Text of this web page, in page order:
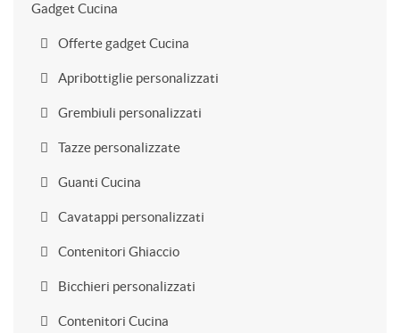
Gadget Cucina
Offerte gadget Cucina
Apribottiglie personalizzati
Grembiuli personalizzati
Tazze personalizzate
Guanti Cucina
Cavatappi personalizzati
Contenitori Ghiaccio
Bicchieri personalizzati
Contenitori Cucina